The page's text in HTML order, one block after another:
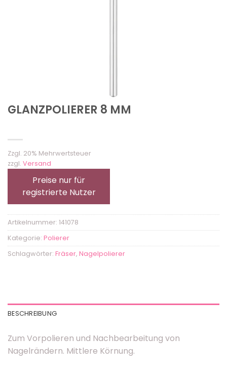
GLANZPOLIERER 8 MM
Zzgl. 20% Mehrwertsteuer
zzgl. Versand
Preise nur für
registrierte Nutzer
Artikelnummer: 141078
Kategorie: Polierer
Schlagwörter: Fräser, Nagelpolierer
BESCHREIBUNG
Zum Vorpolieren und Nachbearbeitung von
Nagelrändern. Mittlere Körnung.